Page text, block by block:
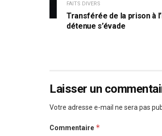
FAITS DIVERS
Transférée de la prison à
détenue s’évade
Laisser un
Votre adresse e-mail ne sera pas
Commentaire *